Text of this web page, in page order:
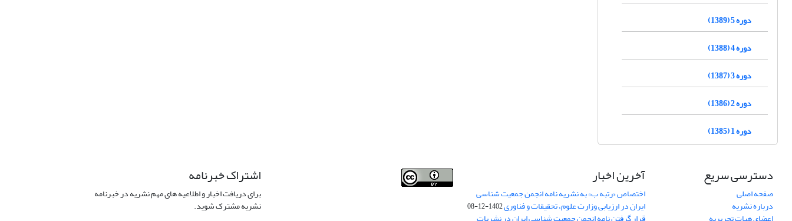
دوره 5 (1389)
دوره 4 (1388)
دوره 3 (1387)
دوره 2 (1386)
دوره 1 (1385)
دسترسی سریع
صفحه اصلی
درباره نشریه
آخرین اخبار
اختصاص «رتبه ب» به نشریه نامه انجمن جمعیت شناسی
ایران در ارزیابی وزارت علوم، تحقیقات و فناوری1402-12-08
اشتراک خبرنامه
برای دریافت اخبار و اطلاعیه های مهم نشریه در خبرنامه
نشریه مشترک شوید.